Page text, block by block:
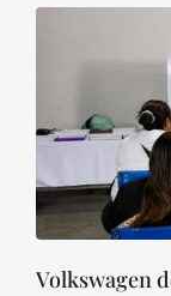
Volkswagen